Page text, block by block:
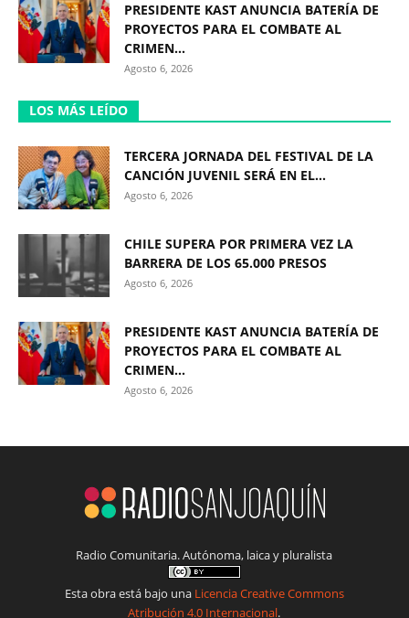
PRESIDENTE KAST ANUNCIA BATERÍA DE
PROYECTOS PARA EL COMBATE AL
CRIMEN...
Agosto 6, 2026
LOS MÁS LEÍDO
TERCERA JORNADA DEL FESTIVAL DE LA
CANCIÓN JUVENIL SERÁ EN EL...
Agosto 6, 2026
CHILE SUPERA POR PRIMERA VEZ LA
BARRERA DE LOS 65.000 PRESOS
Agosto 6, 2026
PRESIDENTE KAST ANUNCIA BATERÍA DE
PROYECTOS PARA EL COMBATE AL
CRIMEN...
Agosto 6, 2026
Radio Comunitaria. Autónoma, laica y pluralista
Esta obra está bajo una Licencia Creative Commons
Atribución 4.0 Internacional.